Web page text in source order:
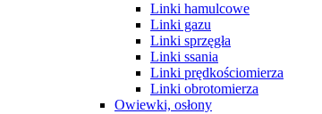
Linki hamulcowe
Linki gazu
Linki sprzęgła
Linki ssania
Linki prędkościomierza
Linki obrotomierza
Owiewki, osłony